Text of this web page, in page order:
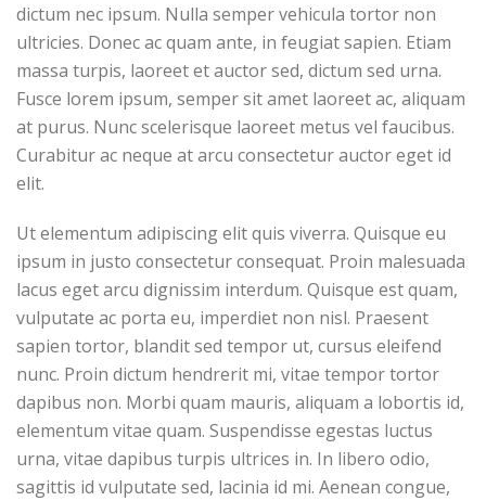
dictum nec ipsum. Nulla semper vehicula tortor non
ultricies. Donec ac quam ante, in feugiat sapien. Etiam
massa turpis, laoreet et auctor sed, dictum sed urna.
Fusce lorem ipsum, semper sit amet laoreet ac, aliquam
at purus. Nunc scelerisque laoreet metus vel faucibus.
Curabitur ac neque at arcu consectetur auctor eget id
elit.
Ut elementum adipiscing elit quis viverra. Quisque eu
ipsum in justo consectetur consequat. Proin malesuada
lacus eget arcu dignissim interdum. Quisque est quam,
vulputate ac porta eu, imperdiet non nisl. Praesent
sapien tortor, blandit sed tempor ut, cursus eleifend
nunc. Proin dictum hendrerit mi, vitae tempor tortor
dapibus non. Morbi quam mauris, aliquam a lobortis id,
elementum vitae quam. Suspendisse egestas luctus
urna, vitae dapibus turpis ultrices in. In libero odio,
sagittis id vulputate sed, lacinia id mi. Aenean congue,